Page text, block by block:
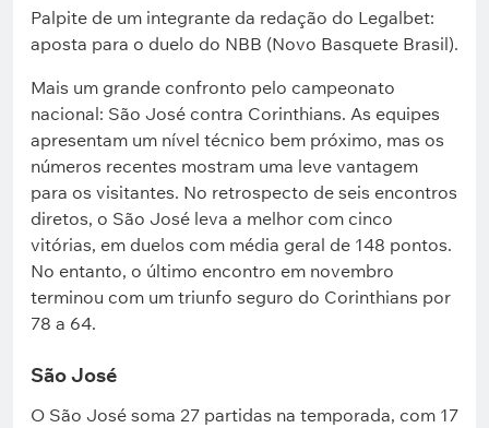
Palpite de um integrante da redação do Legalbet:
aposta para o duelo do NBB (Novo Basquete Brasil).
Mais um grande confronto pelo campeonato
nacional: São José contra Corinthians. As equipes
apresentam um nível técnico bem próximo, mas os
números recentes mostram uma leve vantagem
para os visitantes. No retrospecto de seis encontros
diretos, o São José leva a melhor com cinco
vitórias, em duelos com média geral de 148 pontos.
No entanto, o último encontro em novembro
terminou com um triunfo seguro do Corinthians por
78 a 64.
São José
O São José soma 27 partidas na temporada, com 17